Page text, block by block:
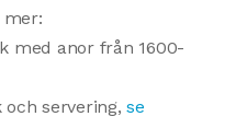
mer:
med anor från 1600-
och servering,se